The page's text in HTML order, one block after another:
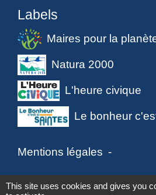
Labels
Maires pour la
Natura 2000
L'heure civique
Le bonheur
Mentions légales -
Politique de confidentialité
This site uses cookies and gives you